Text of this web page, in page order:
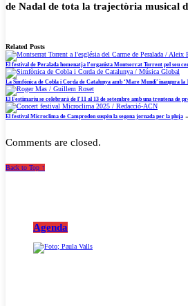
de Nadal de tota la trajectòria musical
Related Posts
El festival de Peralada homenatja l’organista Montserrat Torrent pel seu
La Simfònica de Cobla i Corda de Catalunya amb ‘Mare Mundi’ inaugura la
El Festimariu se celebrarà de l’11 al 13 de setembre amb una trentena de
El festival Microclima de Camprodon suspèn la segona jornada per la pluja
Comments are closed.
Back to Top ↑
Agenda